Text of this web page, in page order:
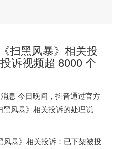
扫黑风暴》相关投
诉视频超 8000 个
息 今日晚间，抖音通过官方
黑风暴》相关投诉的处理说